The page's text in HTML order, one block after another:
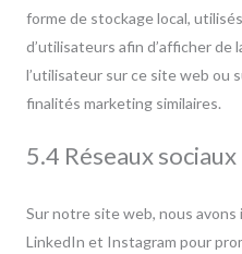
forme de stockage local,
d’utilisateurs afin d’afficher de
l’utilisateur sur ce site web ou
finalités marketing similaires.
5.4 Réseaux sociaux
Sur notre site web, nous
LinkedIn et Instagram pour